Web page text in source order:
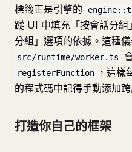
標籤正是引擎的
蹤 UI 中填充「按會話分
分組」選項的依據。這種儀
src/runtime/worker.ts
registerFunction
，這樣
的程式碼中記得手動添加跨
打造你自己的框架